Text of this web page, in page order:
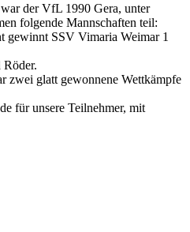
der VfL 1990 Gera, unter
folgende Mannschaften teil:
gewinnt SSV Vimaria Weimar 1
zwei glatt gewonnene Wettkämpfe
für unsere Teilnehmer, mit